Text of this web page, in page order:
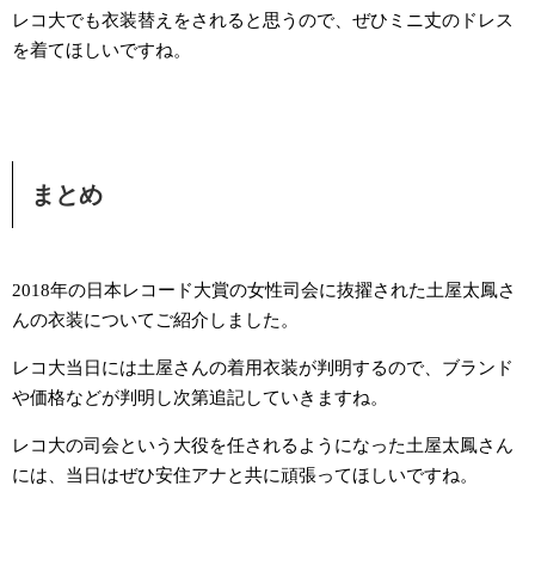
レコ大でも衣装替えをされると思うので、ぜひミニ丈のドレス
を着てほしいですね。
まとめ
2018年の日本レコード大賞の女性司会に抜擢された土屋太鳳さ
んの衣装についてご紹介しました。
レコ大当日には土屋さんの着用衣装が判明するので、ブランド
や価格などが判明し次第追記していきますね。
レコ大の司会という大役を任されるようになった土屋太鳳さん
には、当日はぜひ安住アナと共に頑張ってほしいですね。